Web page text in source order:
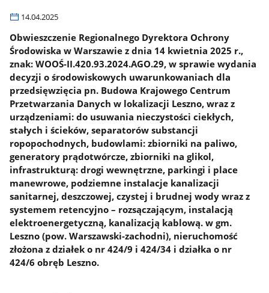
14.04.2025
Obwieszczenie Regionalnego Dyrektora Ochrony
Środowiska w Warszawie z dnia 14 kwietnia 2025 r.,
znak: WOOŚ-II.420.93.2024.AGO.29, w sprawie wydania
decyzji o środowiskowych uwarunkowaniach dla
przedsięwzięcia pn. Budowa Krajowego Centrum
Przetwarzania Danych w lokalizacji Leszno, wraz z
urządzeniami: do usuwania nieczystości ciekłych,
stałych i ścieków, separatorów substancji
ropopochodnych, budowlami: zbiorniki na paliwo,
generatory prądotwórcze, zbiorniki na glikol,
infrastrukturą: drogi wewnętrzne, parkingi i place
manewrowe, podziemne instalacje kanalizacji
sanitarnej, deszczowej, czystej i brudnej wody wraz z
systemem retencyjno – rozsączającym, instalacją
elektroenergetyczną, kanalizacją kablową. w gm.
Leszno (pow. Warszawski-zachodni), nieruchomość
złożona z działek o nr 424/9 i 424/34 i działka o nr
424/6 obręb Leszno.